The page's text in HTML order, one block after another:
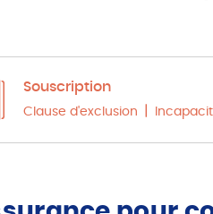
Souscription
Clause d'exclusion